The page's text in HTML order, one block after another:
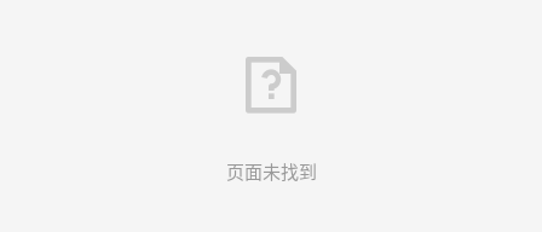
页面未找到